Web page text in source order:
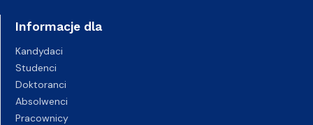
Informacje dla
Kandydaci
Studenci
Doktoranci
Absolwenci
Pracownicy